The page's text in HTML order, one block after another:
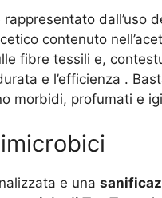
dall’uso
contenuto
fibre tessili e,
e l’efficienza .
morbidi, profumati e
e una